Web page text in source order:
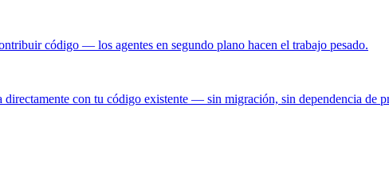
código — los agentes en segundo plano hacen el trabajo pesado.
con tu código existente — sin migración, sin dependencia de